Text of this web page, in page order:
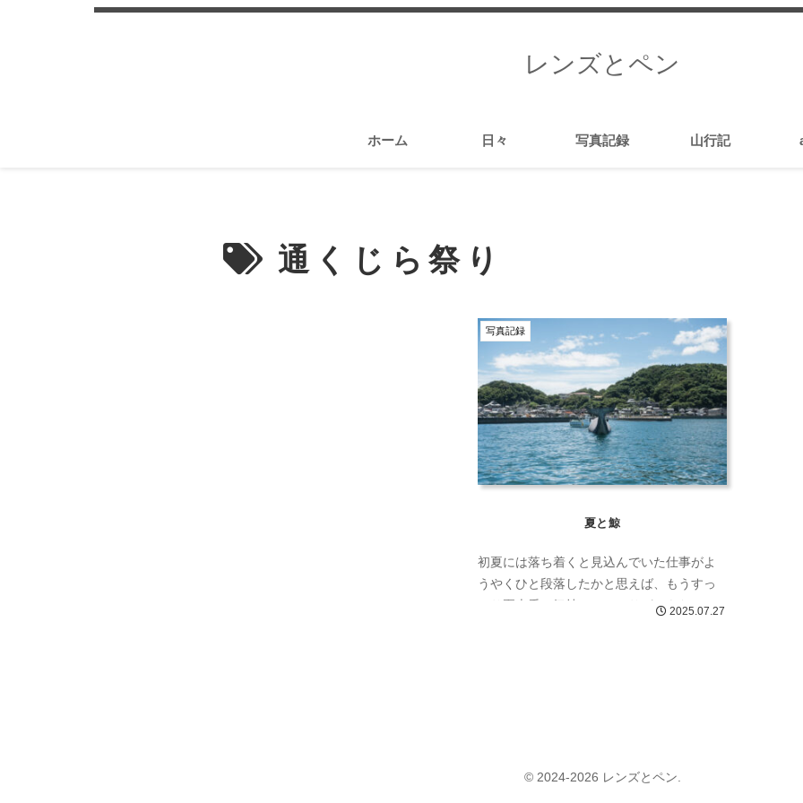
レンズとペン
ホーム 日々 写真記録 山行記
通くじら祭り
写真記録
夏と鯨
初夏には落ち着くと見込んでいた仕事がよ
うやくひと段落したかと思えば、もうすっ
かり夏本番。気持ちにゆとりができたの
2025.07.27
© 2024-2026 レンズとペン.